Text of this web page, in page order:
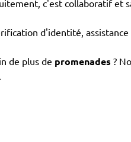
c'est collaboratif et
d'identité,
de plus de promenades ?